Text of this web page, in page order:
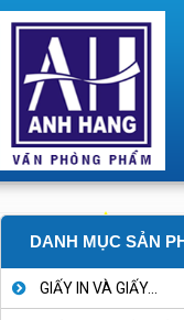
DANH MỤC SẢN
GIẤY IN VÀ GIẤY...